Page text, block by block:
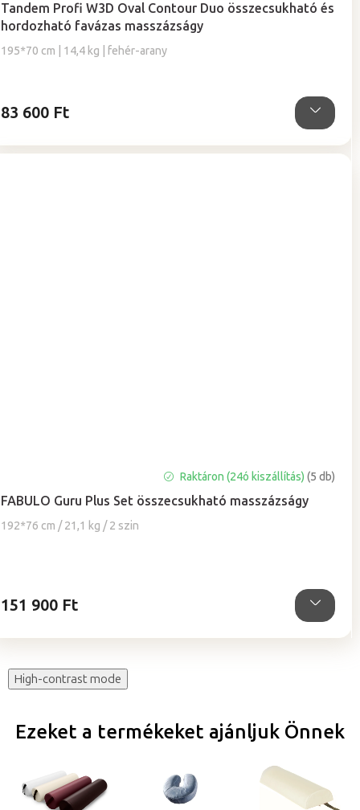
Tandem Profi W3D Oval Contour Duo összecsukható és
hordozható favázas masszázságy
195*70 cm | 14,4 kg | fehér-arany
83 600 Ft
FABULO Guru Plus Set összecsukható masszázságy
192*76 cm / 21,1 kg / 2 szin
átlagos
értékelése
Raktáron (24ó kiszállítás)(5 db)
151 900 Ft
High-contrast mode
Ezeket a termékeket ajánljuk Önnek